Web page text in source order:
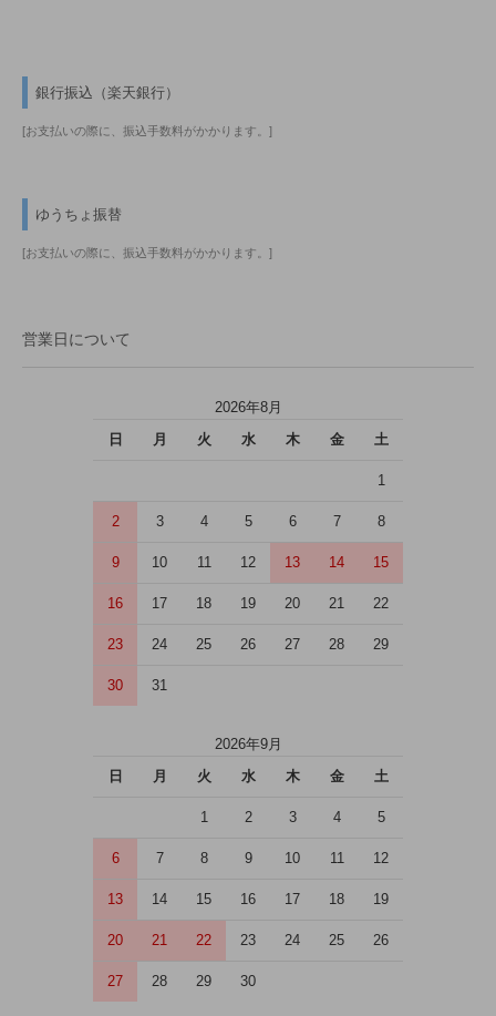
銀行振込（楽天銀行）
[お支払いの際に、振込手数料がかかります。]
ゆうちょ振替
[お支払いの際に、振込手数料がかかります。]
営業日について
2026年8月
日 月 火 水 木 金 土
1
2 3 4 5 6 7 8
9 10 11 12 13 14 15
16 17 18 19 20 21 22
23 24 25 26 27 28 29
30 31
2026年9月
日 月 火 水 木 金 土
1 2 3 4 5
6 7 8 9 10 11 12
13 14 15 16 17 18 19
20 21 22 23 24 25 26
27 28 29 30